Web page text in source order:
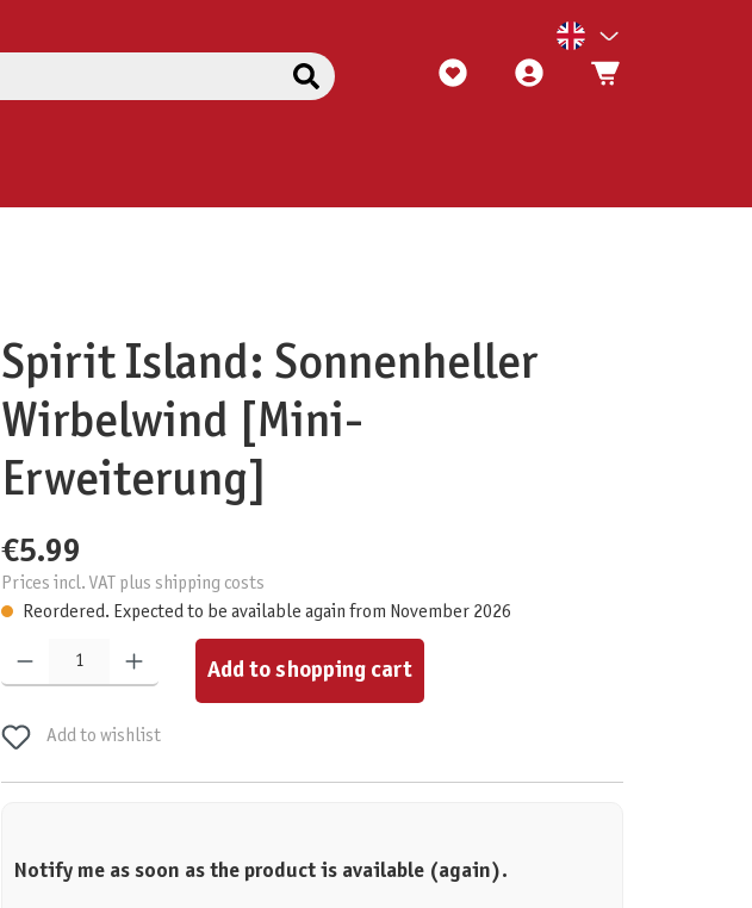
Spirit Island: Sonnenheller
Wirbelwind [Mini-
Erweiterung]
€5.99
Prices incl. VAT plus shipping costs
Reordered. Expected to be available again from November 2026
Product Quantity: Enter the desired amount or use the buttons to increase or decrease the quantity.
Add to shopping cart
Add to wishlist
Notify me as soon as the product is available (again).